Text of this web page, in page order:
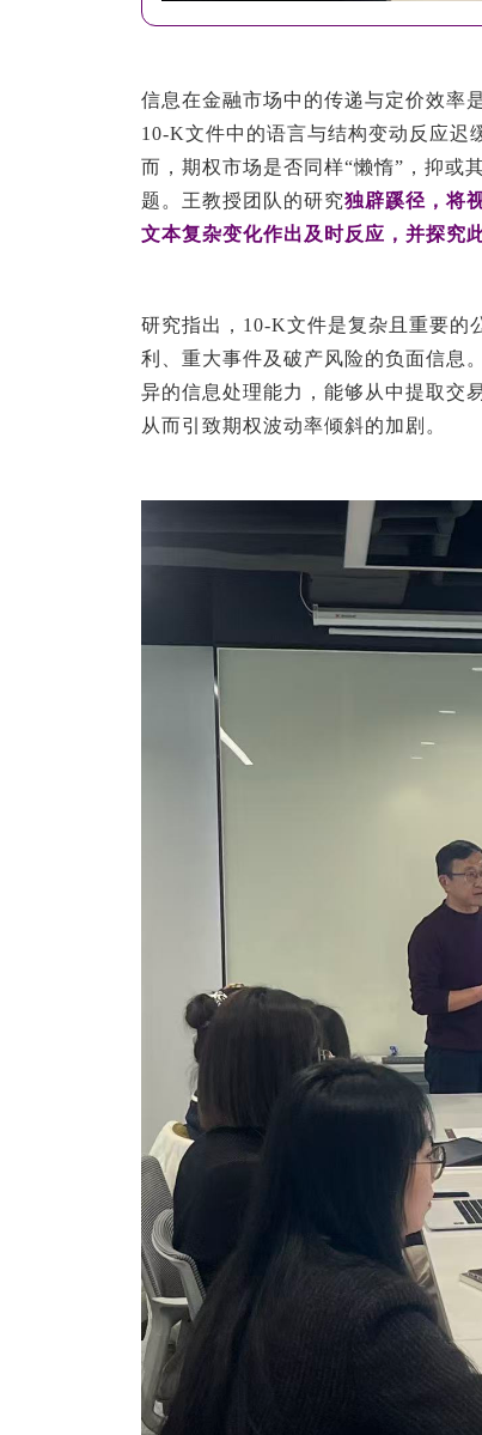
信息在金融市场中的传递与定价效率
10-K文件中的语言与结构变动反应迟
而，期权市场是否同样“懒惰”，抑或
题。王教授团队的研究独辟蹊径，将
文本复杂变化作出及时反应，并探究
研究指出，10-K文件是复杂且重要的
利、重大事件及破产风险的负面信息
异的信息处理能力，能够从中提取交
从而引致期权波动率倾斜的加剧。